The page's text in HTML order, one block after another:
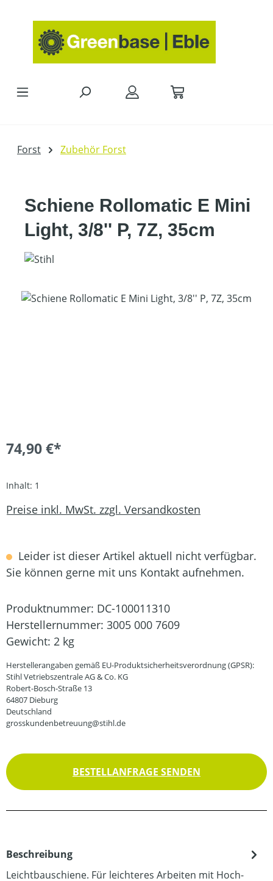
Forst Zubehör Forst
Schiene Rollomatic E Mini
Light, 3/8'' P, 7Z, 35cm
Bildergalerie überspringen
74,90 €*
Inhalt: 1
Preise inkl. MwSt. zzgl. Versandkosten
Leider ist dieser Artikel aktuell nicht verfügbar.
Sie können gerne mit uns Kontakt aufnehmen.
Produktnummer: DC-100011310
Herstellernummer: 3005 000 7609
Gewicht: 2 kg
Herstellerangaben gemäß EU-Produktsicherheitsverordnung (GPSR):
Stihl Vetriebszentrale AG & Co. KG
Robert-Bosch-Straße 13
64807 Dieburg
Deutschland
grosskundenbetreuung@stihl.de
BESTELLANFRAGE SENDEN
Beschreibung
Leichtbauschiene. Für leichteres Arbeiten mit Hoch-